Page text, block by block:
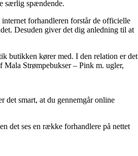
særlig spændende.
forhandleren forstår de officielle
Desuden giver det dig anledning til at
butikken kører med. I den relation er det
Mala Strømpebukser – Pink m. ugler,
det smart, at du gennemgår online
det ses en række forhandlere på nettet